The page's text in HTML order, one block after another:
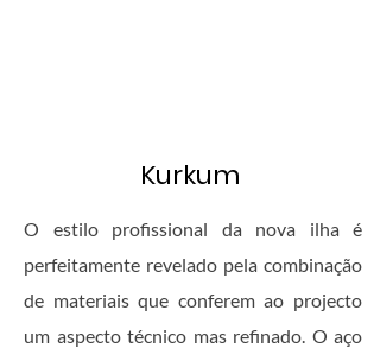
Kurkum
O estilo profissional da nova ilha é
perfeitamente revelado pela combinação
de materiais que conferem ao projecto
um aspecto técnico mas refinado. O aço